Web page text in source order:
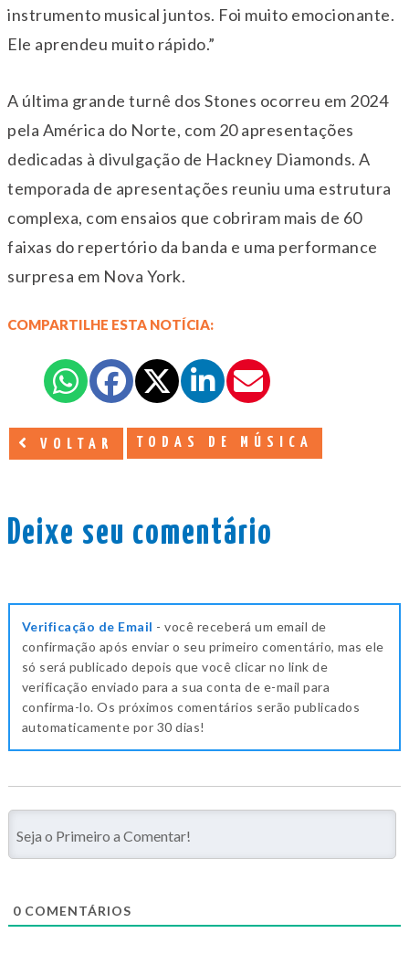
instrumento musical juntos. Foi muito emocionante.
Ele aprendeu muito rápido.”
A última grande turnê dos Stones ocorreu em 2024
pela América do Norte, com 20 apresentações
dedicadas à divulgação de Hackney Diamonds. A
temporada de apresentações reuniu uma estrutura
complexa, com ensaios que cobriram mais de 60
faixas do repertório da banda e uma performance
surpresa em Nova York.
COMPARTILHE ESTA NOTÍCIA:
VOLTAR TODAS DE MÚSICA
Deixe seu comentário
Verificação de Email - você receberá um email de
confirmação após enviar o seu primeiro comentário, mas ele
só será publicado depois que você clicar no link de
verificação enviado para a sua conta de e-mail para
confirma-lo. Os próximos comentários serão publicados
automaticamente por 30 dias!
0 COMENTÁRIOS